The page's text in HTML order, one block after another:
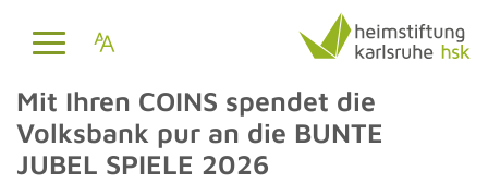
Mit Ihren COINS spendet die
Volksbank pur an die BUNTE
JUBEL SPIELE 2026